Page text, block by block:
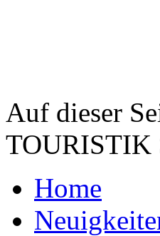
Auf dieser
TOURISTIK
Home